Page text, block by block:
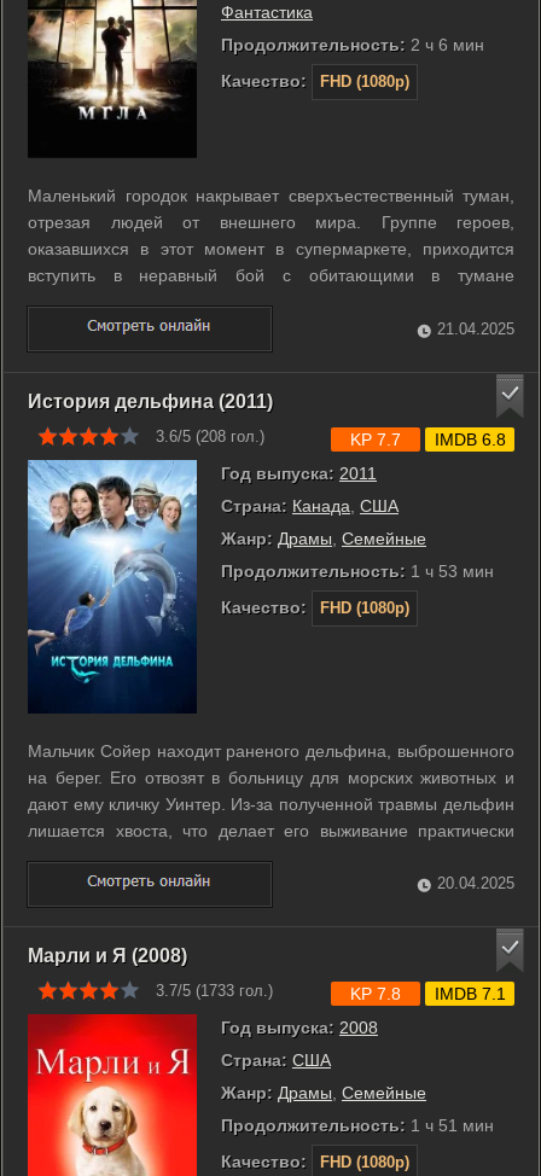
Фантастика
Продолжительность: 2 ч 6 мин
Качество:
FHD (1080p)
Маленький городок накрывает сверхъестественный туман,
отрезая людей от внешнего мира. Группе героев,
оказавшихся в этот момент в супермаркете, приходится
вступить в неравный бой с обитающими в тумане
монстрами. ...
21.04.2025
История дельфина (2011)
3.6/5 (208 гол.)
Год выпуска: 2011
Страна: Канада США
Жанр: Драмы Семейные
Продолжительность: 1 ч 53 мин
Качество:
FHD (1080p)
KP 7.7 IMDB 6.8
Мальчик Сойер находит раненого дельфина, выброшенного
на берег. Его отвозят в больницу для морских животных и
дают ему кличку Уинтер. Из-за полученной травмы дельфин
лишается хвоста, что делает его выживание практически
невозможным. Но благодаря преданному другу Сойеру,
опытному морскому биологу и гениальному протезисту,
создавшему новый хвост, ...
20.04.2025
Марли и Я (2008)
3.7/5 (1733 гол.)
Год выпуска: 2008
Страна: США
Жанр: Драмы, Семейные
Продолжительность: 1 ч 51 мин
Качество:
FHD (1080p)
KP 7.8 IMDB 7.1